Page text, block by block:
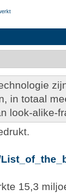
in totaal
look-alike-
15,3